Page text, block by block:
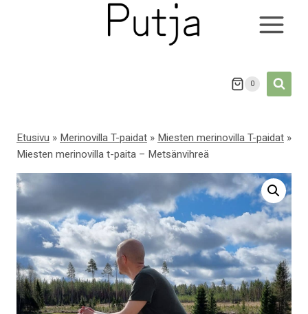
0
Etusivu » Merinovilla T-paidat » Miesten merinovilla T-paidat »
Miesten merinovilla t-paita – Metsänvihreä